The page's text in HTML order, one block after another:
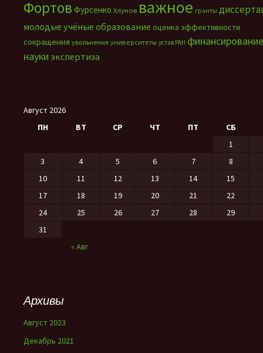
Фортов Фурсенко Хлунов важное гранты
молодые учёные образование оценка эффективности
сокращения увольнения университеты устав РАН финансирование
науки экспертиза
Август 2026
ПН
ВТ СР ЧТ ПТ СБ
« Авг
1
3
4 5 6 7
8
10
11 12 13 14
15
17
18 19 20 21
22
24
25 26 27 28
29
31
Архивы
Август 2023
Декабрь 2021